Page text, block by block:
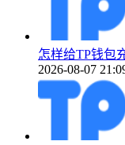
怎样给TP钱包
2026-08-07